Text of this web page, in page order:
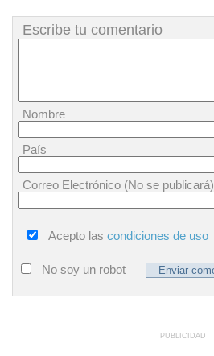
Escribe tu comentario
Nombre
País
Correo Electrónico (No se publicará)
Acepto las condiciones de uso
No soy un robot
PUBLICIDAD